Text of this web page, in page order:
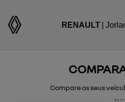
RENAULT |
Compare os seus